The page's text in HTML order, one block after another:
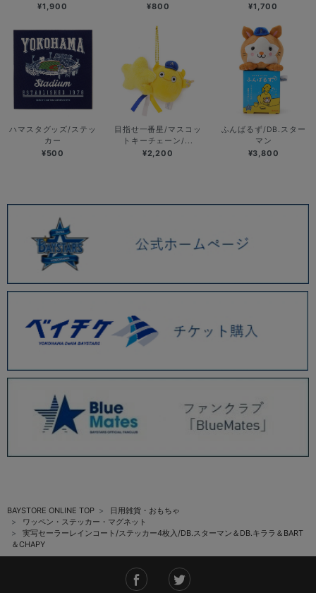
¥1,900 ¥800 ¥1,700
ハマスタグッズ/ステッ
カー
¥500
目指せ一番星/マスコッ
トキーチェーン/...
¥2,200
ふんばるず/DB.スター
マン
¥3,800
BAYSTORE ONLINE TOP
日用雑貨・おもちゃ
ワッペン・ステッカー・マグネット
実写セーラーレインコート/ステッカー4枚入/DB.スターマン＆DB.キララ＆BART
＆CHAPY